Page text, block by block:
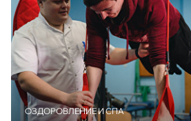
ОЗДОРОВЛЕНИЕ И СПА